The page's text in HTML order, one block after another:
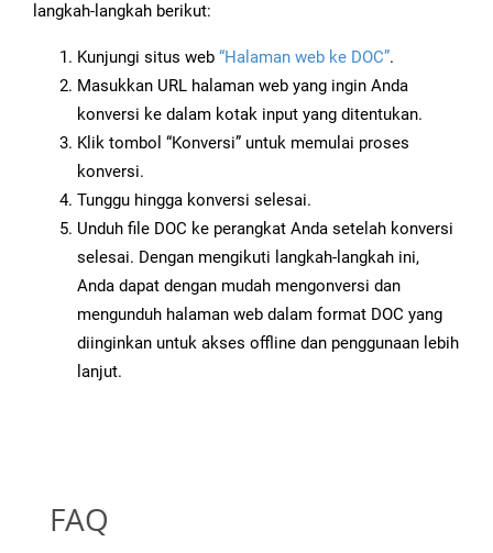
langkah-langkah berikut:
Kunjungi situs web “Halaman web ke DOC”.
Masukkan URL halaman web yang ingin Anda
konversi ke dalam kotak input yang ditentukan.
Klik tombol “Konversi” untuk memulai proses
konversi.
Tunggu hingga konversi selesai.
Unduh file DOC ke perangkat Anda setelah konversi
selesai. Dengan mengikuti langkah-langkah ini,
Anda dapat dengan mudah mengonversi dan
mengunduh halaman web dalam format DOC yang
diinginkan untuk akses offline dan penggunaan lebih
lanjut.
FAQ